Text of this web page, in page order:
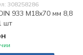
308258286
933 M18x70 мм 8,8
шт